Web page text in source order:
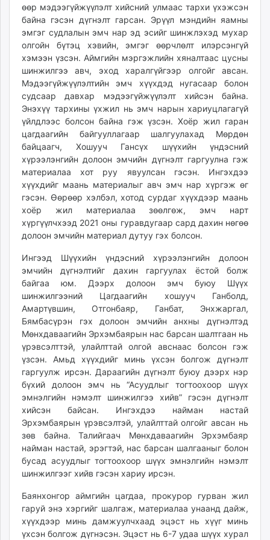
өөр мэдээгүйжүүлэлт хийсний улмаас тархи үхэжсэн
байна гэсэн дүгнэлт гарсан. Эрүүл мэндийн яамны
эмгэг судлалын эмч нар эд эсийг шинжлэхэд мухар
олгойн бүтэц хэвийн, эмгэг өөрчлөлт илэрсэнгүй
хэмээн үзсэн. Аймгийн мэргэжлийн хяналтаас цусны
шинжилгээ авч, эход харалгүйгээр олгойг авсан.
Мэдээгүйжүүлэлтийн эмч хүүхдэд нугасаар болон
судсаар давхар мэдээгүйжүүлэлт хийсэн байна.
Энэхүү тархины үхжил нь эмч нарын хариуцлагагүй
үйлдлээс болсон байна гэж үзсэн. Хоёр жил гаран
цагдаагийн байгууллагаар шалгуулахад Мөрдөн
байцаагч, Хошууч Гансүх шүүхийн үндэсний
хүрээлэнгийн долоон эмчийн дүгнэлт гаргуулна гэж
материалаа хот руу явуулсан гэсэн. Ингэхдээ
хүүхдийг маань материалыг авч эмч нар хүргэж өг
гэсэн. Өөрөөр хэлбэл, хотод сурдаг хүүхдээр маань
хоёр жил материалаа зөөлгөж, эмч нарт
хүргүүлчхээд 2021 оны гуравдугаар сард дахин нөгөө
долоон эмчийн материал дутуу гэх болсон.
Ингээд Шүүхийн үндэсний хүрээлэнгийн долоон
эмчийн дүгнэлтийг дахин гаргуулах ёстой болж
байгаа юм. Дээрх долоон эмч буюу Шүүх
шинжилгээний Цагдаагийн хошууч Ганболд,
Амартүвшин, Отгонбаяр, Ганбат, Энхжаргал,
Бямбасүрэн гэх долоон эмчийн анхны дүгнэлтэд
Мөнхдаваагийн Эрхэмбаярын нас барсан шалтгаан нь
үрэвсэлттэй, улайлттай олгой авснаас болсон гэж
үзсэн. Амьд хүүхдийг минь үхсэн болгож дүгнэлт
гаргуулж ирсэн. Дараагийн дүгнэлт буюу дээрх нэр
бүхий долоон эмч нь “Асуудлыг тогтоохоор шүүх
эмнэлгийн нэмэлт шинжилгээ хийв” гэсэн дүгнэлт
хийсэн байсан. Ингэхдээ найман настай
Эрхэмбаярын үрэвсэлтэй, улайлттай олгойг авсан нь
зөв байна. Талийгаач Мөнхдаваагийн Эрхэмбаяр
найман настай, эрэгтэй, нас барсан шалгааныг болон
бусад асуудлыг тогтоохоор шүүх эмнэлгийн нэмэлт
шинжилгээг хийв гэсэн хариу ирсэн.
Баянхонгор аймгийн цагдаа, прокурор гурван жил
гаруй энэ хэргийг шалгаж, материалаа унаанд дайж,
хүүхдээр минь дамжуулчхаад эцэст нь хүүг минь
үхсэн болгож дүгнэсэн. Эцэст нь 6-7 удаа шүүх хурал